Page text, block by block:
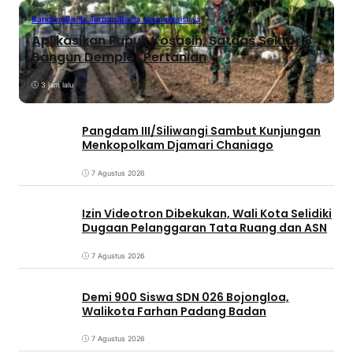
BandungBerita TerbaruBerita UtamaPeristiwa
Aplikasikan Pupuk Kosasih, Satgas Sektor 8
Bangun Demplot Pertanian
3 jam lalu
Pangdam III/Siliwangi Sambut Kunjungan
Menkopolkam Djamari Chaniago
7 Agustus 2026
Izin Videotron Dibekukan, Wali Kota Selidiki
Dugaan Pelanggaran Tata Ruang dan ASN
7 Agustus 2026
Demi 900 Siswa SDN 026 Bojongloa,
Walikota Farhan Padang Badan
7 Agustus 2026